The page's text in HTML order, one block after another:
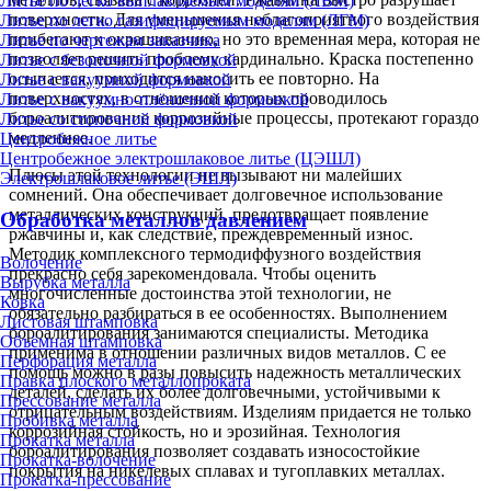
Литье по легко газифицируемым моделям (ЛГМ)
Литье по чертежам заказчика
Литье с безопочной формовкой
Литье с вакуумной формовкой
Литье с вакуумно-плёночной формовкой
Литье со стопочной формовкой
Центробежное литье
Центробежное электрошлаковое литье (ЦЭШЛ)
Электрошлаковое литье (ЭШЛ)
Обработка металлов давлением
Волочение
Вырубка металла
Ковка
Листовая штамповка
Объёмная штамповка
Перфорация металла
Правка плоского металлопроката
Прессование металла
Пробивка металла
Прокатка металла
Прокатка-волочение
Прокатка-прессование
поверхности. Для уменьшения неблагоприятного воздействия
прибегают к окрашиванию, но это временная мера, которая не
позволяет решить проблему кардинально. Краска постепенно
осыпается, приходится наносить ее повторно. На
поверхностях, в отношении которых проводилось
бороалитирование коррозийные процессы, протекают гораздо
медленнее.
Плюсы этой технологии не вызывают ни малейших
сомнений. Она обеспечивает долговечное использование
металлических конструкций, предотвращает появление
ржавчины и, как следствие, преждевременный износ.
Методик комплексного термодиффузного воздействия
прекрасно себя зарекомендовала. Чтобы оценить
многочисленные достоинства этой технологии, не
обязательно разбираться в ее особенностях. Выполнением
бороалитирования занимаются специалисты. Методика
применима в отношении различных видов металлов. С ее
помощь можно в разы повысить надежность металлических
деталей, сделать их более долговечными, устойчивыми к
отрицательным воздействиям. Изделиям придается не только
коррозийная стойкость, но и эрозийная. Технология
бороалитирования позволяет создавать износостойкие
покрытия на никелевых сплавах и тугоплавких металлах.